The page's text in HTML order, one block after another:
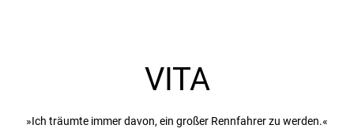
VITA
»Ich träumte immer davon, ein großer Rennfahrer zu werden.«